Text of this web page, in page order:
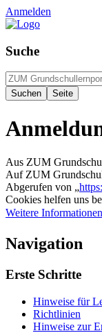
Anmelden
Suche
Aus ZUM
Auf ZUM
Abgerufen von „
Cookies helfen uns
Weitere Informationen
Navigation
Erste Schritte
Hinweise für
Richtlinien
Hinweise zur